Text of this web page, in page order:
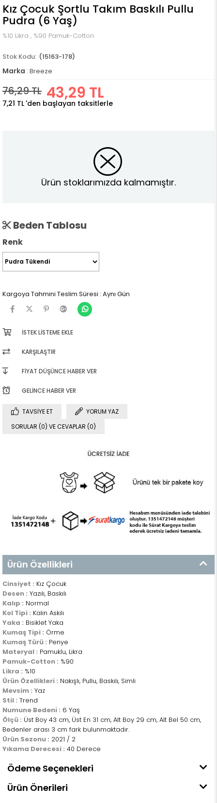
Kız Çocuk Şortlu Takım Baskılı Pullu
Pudra (6 Yaş)
%10 Likra , %90 Pamuk-Cotton
(15163-178)
Marka : Breeze
76,29 TL 43,29 TL
7,21 TL 'den başlayan taksitlerle
Ürün stoklarımızda kalmamıştır.
Beden Tablosu
Renk
Kargoya Tahmini Teslim Süresi : Aynı Gün
İSTEK LISTEME EKLE
KARŞILAŞTIR
FIYAT DÜŞÜNCE HABER VER
GELINCE HABER VER
TAVSIYE ET
YORUM YAZ
SORULAR (0) VE CEVAPLAR (0)
Ürün Özellikleri
Cinsiyet : Kız Çocuk
Desen : Yazılı, Baskılı
Kalıp : Normal
Kol Tipi : Kalın Askılı
Yaka : Bisiklet Yaka
Kumaş Tipi : Örme
Kumaş Türü : Penye
Materyal : Pamuklu, Likra
Pamuk-Cotton : %90
Likra : %10
Ürün Özellikleri : Nakışlı, Pullu, Baskılı, Simli
Mevsim : Yaz
Stil : Trend
Numune Bedeni : 6 Yaş
Ölçü : Üst Boy 43 cm, Üst En 31 cm, Alt Boy 29 cm, Alt Bel 50 cm,
Bedenler arası 3 cm fark bulunmaktadır.
Ürün Sezonu : 2021 / 2
Yıkama Derecesi : 40 Derece
Ödeme Seçenekleri
Ürün Önerileri